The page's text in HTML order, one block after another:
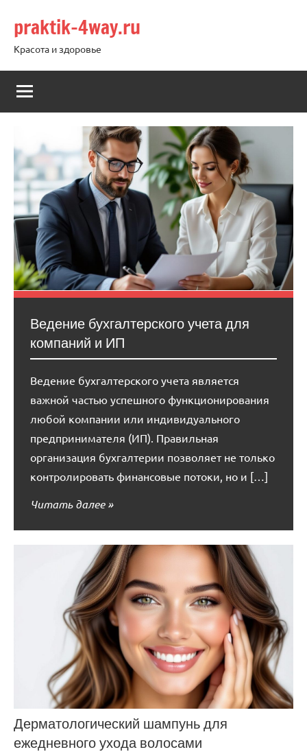
содержимому
praktik-4way.ru
Красота и здоровье
Ведение бухгалтерского учета для
компаний и ИП
Ведение бухгалтерского учета является
важной частью успешного функционирования
любой компании или индивидуального
предпринимателя (ИП). Правильная
организация бухгалтерии позволяет не только
контролировать финансовые потоки, но и […]
Читать далее
Дерматологический шампунь для
ежедневного ухода волосами